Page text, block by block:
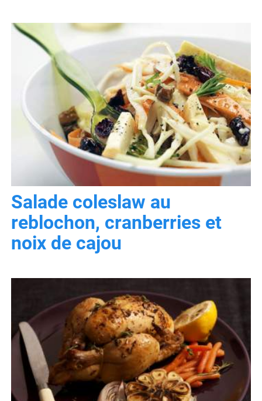
Salade coleslaw au
reblochon, cranberries et
noix de cajou